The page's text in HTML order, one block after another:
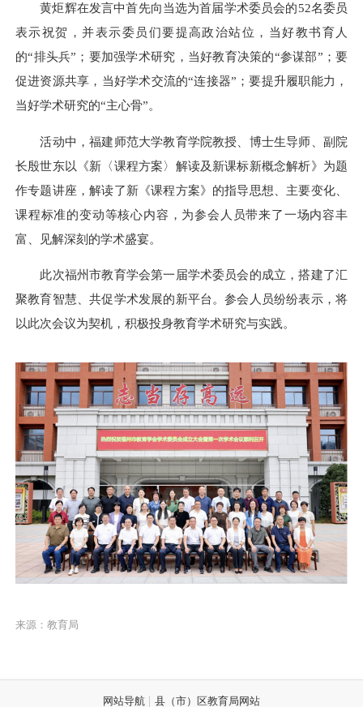
黄炬辉在发言中首先向当选为首届学术委员会的52名委员
表示祝贺，并表示委员们要提高政治站位，当好教书育人
的“排头兵” ；要加强学术研究，当好教育决策的“参谋部” ； 要
促进资源共享，当好学术交流的“连接器” ；要提升履职能力，
当好学术研究的“主心骨”。
活动中，福建师范大学教育学院教授、博士生导师、副院
长殷世东以《新 〈课程方案〉 解读及新课标新概念解析》为题
作专题讲座，解读了新《课程方案》的指导思想、主要变化、
课程标准的变动等核心内容，为参会人员带来了一场内容丰
富、见解深刻的学术盛宴。
此次福州市教育学会第一届学术委员会的成立，搭建了汇
聚教育智慧、共促学术发展的新平台。参会人员纷纷表示，将
以此次会议为契机，积极投身教育学术研究与实践。
来源：教育局
网站导航 县（市）区教育局网站